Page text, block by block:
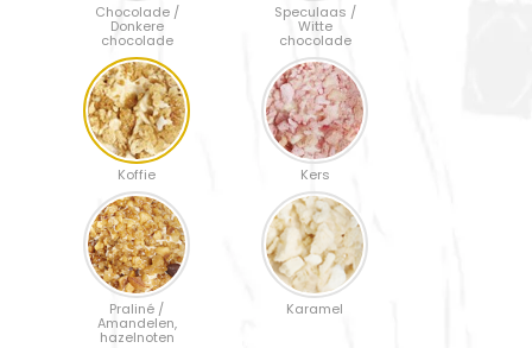
Chocolade /
Donkere
chocolade
Speculaas /
Witte
chocolade
Koffie Kers
Praliné /
Amandelen,
hazelnoten
Karamel